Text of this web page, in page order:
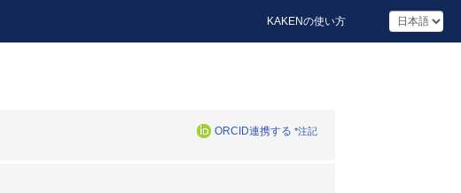
KAKENの使い方
ORCID連携する *注記